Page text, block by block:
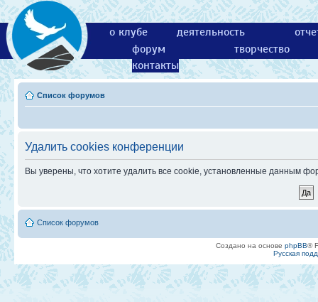
о клубе деятельность
форум
творчество
контакты
Список форумов
Удалить cookies конференции
Вы уверены, что хотите удалить все cookie, установленные данным
Список форумов
Создано на основе phpBB®
Русская